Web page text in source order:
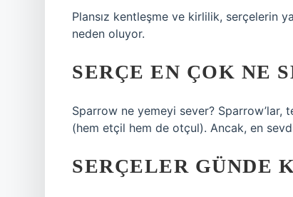
Plansız kentleşme ve kirlilik, serçelerin
neden oluyor.
SERÇE EN ÇOK NE
Sparrow ne yemeyi sever?
(hem etçil hem de otçul). Ancak, en
SERÇELER GÜNDE